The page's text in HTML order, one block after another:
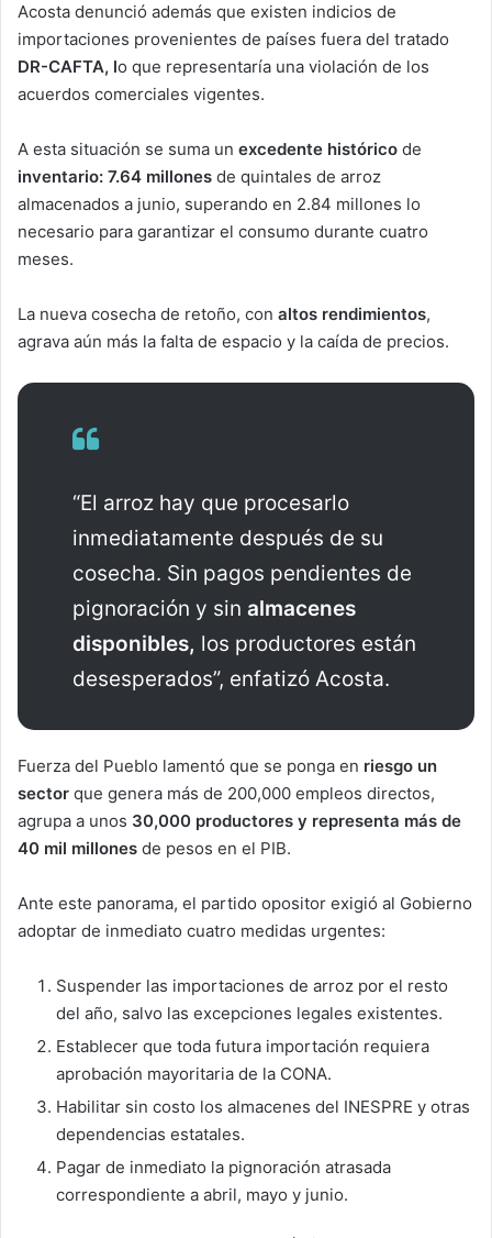
Acosta denunció además que existen indicios de
importaciones provenientes de países fuera del tratado
DR-CAFTA, lo que representaría una violación de los
acuerdos comerciales vigentes.
A esta situación se suma un excedente histórico de
inventario: 7.64 millones de quintales de arroz
almacenados a junio, superando en 2.84 millones lo
necesario para garantizar el consumo durante cuatro
meses.
La nueva cosecha de retoño, con altos rendimientos,
agrava aún más la falta de espacio y la caída de precios.
“El arroz hay que procesarlo
inmediatamente después de su
cosecha. Sin pagos pendientes de
pignoración y sin almacenes
disponibles, los productores están
desesperados”, enfatizó Acosta.
Fuerza del Pueblo lamentó que se ponga en riesgo un
sector que genera más de 200,000 empleos directos,
agrupa a unos 30,000 productores y representa más de
40 mil millones de pesos en el PIB.
Ante este panorama, el partido opositor exigió al Gobierno
adoptar de inmediato cuatro medidas urgentes:
Suspender las importaciones de arroz por el resto
del año, salvo las excepciones legales existentes.
Establecer que toda futura importación requiera
aprobación mayoritaria de la CONA.
Habilitar sin costo los almacenes del INESPRE y otras
dependencias estatales.
Pagar de inmediato la pignoración atrasada
correspondiente a abril, mayo y junio.